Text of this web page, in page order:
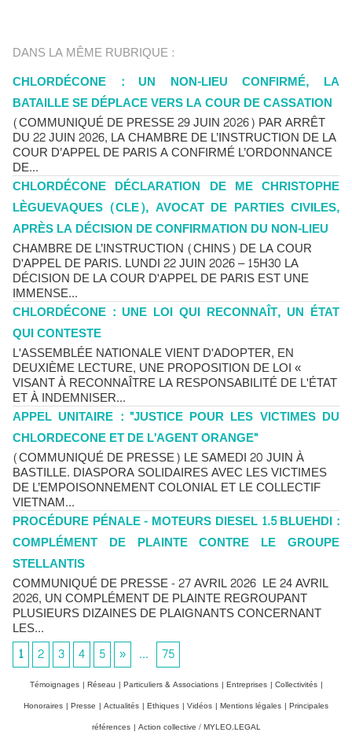
DANS LA MÊME RUBRIQUE :
CHLORDÉCONE : UN NON-LIEU CONFIRMÉ, LA
BATAILLE SE DÉPLACE VERS LA COUR DE CASSATION
(COMMUNIQUÉ DE PRESSE 29 JUIN 2026) PAR ARRÊT
DU 22 JUIN 2026, LA CHAMBRE DE L’INSTRUCTION DE LA
COUR D’APPEL DE PARIS A CONFIRMÉ L’ORDONNANCE
DE...
CHLORDÉCONE DÉCLARATION DE ME CHRISTOPHE
LÈGUEVAQUES (CLE), AVOCAT DE PARTIES CIVILES,
APRÈS LA DÉCISION DE CONFIRMATION DU NON-LIEU
CHAMBRE DE L’INSTRUCTION (CHINS) DE LA COUR
D'APPEL DE PARIS. LUNDI 22 JUIN 2026 – 15H30 LA
DÉCISION DE LA COUR D'APPEL DE PARIS EST UNE
IMMENSE...
CHLORDÉCONE : UNE LOI QUI RECONNAÎT, UN ÉTAT
QUI CONTESTE
L'ASSEMBLÉE NATIONALE VIENT D'ADOPTER, EN
DEUXIÈME LECTURE, UNE PROPOSITION DE LOI «
VISANT À RECONNAÎTRE LA RESPONSABILITÉ DE L'ÉTAT
ET À INDEMNISER...
APPEL UNITAIRE : "JUSTICE POUR LES VICTIMES DU
CHLORDECONE ET DE L'AGENT ORANGE"
(COMMUNIQUÉ DE PRESSE) LE SAMEDI 20 JUIN À
BASTILLE. DIASPORA SOLIDAIRES AVEC LES VICTIMES
DE L’EMPOISONNEMENT COLONIAL ET LE COLLECTIF
VIETNAM...
PROCÉDURE PÉNALE - MOTEURS DIESEL 1.5 BLUEHDI :
COMPLÉMENT DE PLAINTE CONTRE LE GROUPE
STELLANTIS
COMMUNIQUÉ DE PRESSE - 27 AVRIL 2026 LE 24 AVRIL
2026, UN COMPLÉMENT DE PLAINTE REGROUPANT
PLUSIEURS DIZAINES DE PLAIGNANTS CONCERNANT
LES...
1
2 3 4 5 » ... 75
Témoignages | Réseau | Particuliers & Associations | Entreprises | Collectivités |
Honoraires | Presse | Actualités | Ethiques | Vidéos | Mentions légales | Principales
références | Action collective / MYLEO.LEGAL